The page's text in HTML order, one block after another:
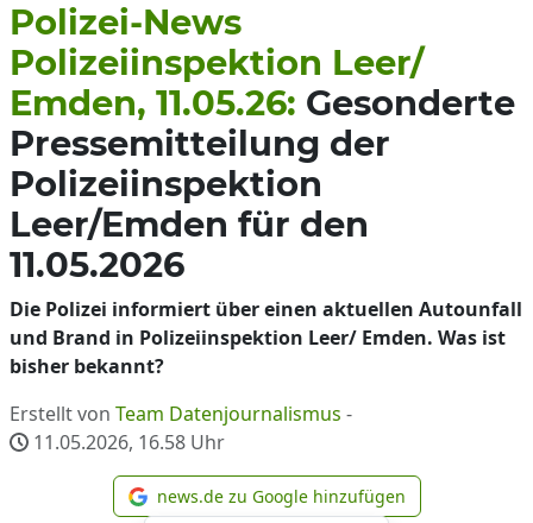
Polizei-News
Polizeiinspektion Leer/
Emden, 11.05.26: Gesonderte
Pressemitteilung der
Polizeiinspektion
Leer/Emden für den
11.05.2026
Die Polizei informiert über einen aktuellen Autounfall
und Brand in Polizeiinspektion Leer/ Emden. Was ist
bisher bekannt?
Erstellt von Team Datenjournalismus -
11.05.2026, 16.58 Uhr
news.de zu Google
news.de zu Google hinzufügen